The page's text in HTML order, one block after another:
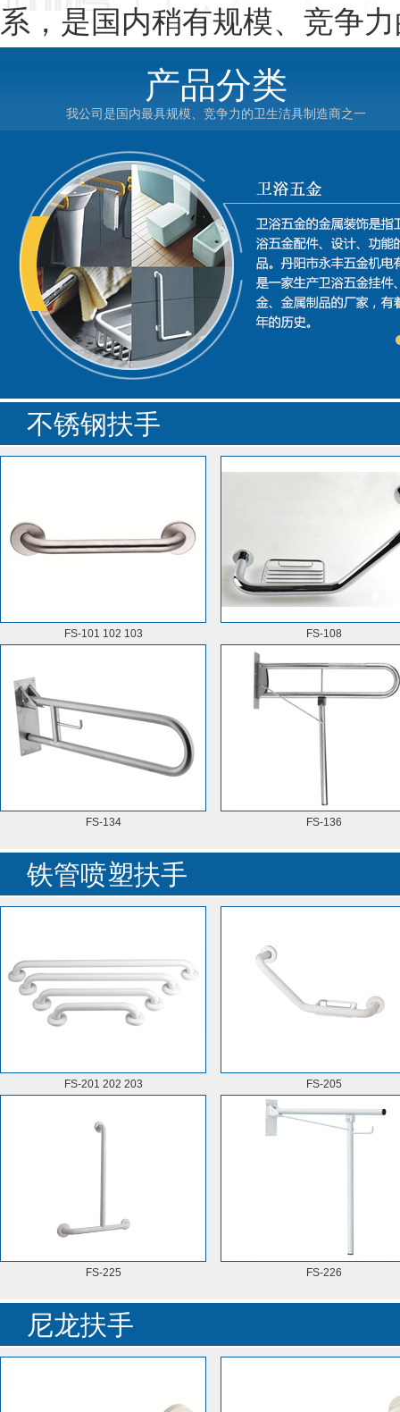
系，是国内稍有规模、竞争
公司积累了丰富的生产经
具有优良的经济实体、良好
管理制度和优良的售后服务
品质优良、结构合理，能满
销欧美、南美、东南亚、日
公司秉持严控品质的质量
的定价准则开展经营，并以
客商与我公司接洽合作，携
产品分类
我公司是国内最具规模、竞争力的卫生洁具制造商之一
不锈钢扶手
FS-101 102 103 FS-108
FS-134 FS-136
铁管喷塑扶手
FS-201 202 203 FS-205
FS-225 FS-226
尼龙扶手